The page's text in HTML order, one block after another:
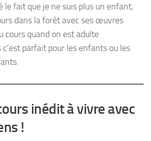
le fait que je ne suis plus un enfant,
dans la forêt avec ses œuvres
cours quand on est adulte
parfait pour les enfants ou les
inédit à vivre avec
!